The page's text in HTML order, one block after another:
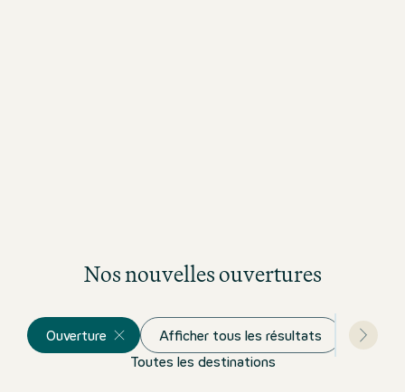
Nos nouvelles ouvertures
Ouverture Afficher tous les résultats
Toutes les destinations